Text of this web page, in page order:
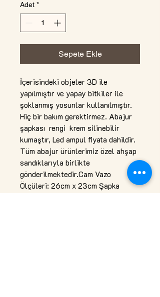
Adet *
Sepete Ekle
İçerisindeki objeler 3D ile
yapılmıştır ve yapay bitkiler ile
şoklanmış yosunlar kullanılmıştır.
Hiç bir bakım gerektirmez. Abajur
şapkası  rengi  krem silinebilir
kumaştır, Led ampul fiyata dahildir.
Tüm abajur ürünlerimiz özel ahşap
sandıklarıyla birlikte
gönderilmektedir.Cam Vazo
Ölçüleri: 26cm x 23cm Şapka